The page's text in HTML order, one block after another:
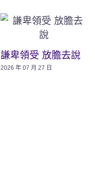
謙卑領受 放膽去說
2026 年 07 月 27 日